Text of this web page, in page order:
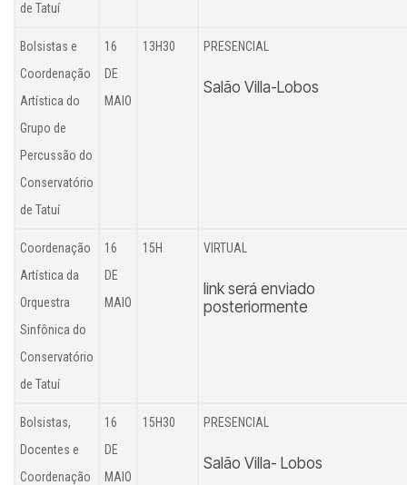
de Tatuí
Bolsistas e
Coordenação
Artística do
Grupo de
Percussão do
Conservatório
de Tatuí
16
DE
MAIO
13H30 PRESENCIAL
Salão Villa-Lobos
Coordenação
Artística da
Orquestra
Sinfônica do
Conservatório
de Tatuí
16
DE
MAIO
15H VIRTUAL
link será enviado
posteriormente
Bolsistas,
Docentes e
Coordenação
16
DE
MAIO
15H30 PRESENCIAL
Salão Villa- Lobos